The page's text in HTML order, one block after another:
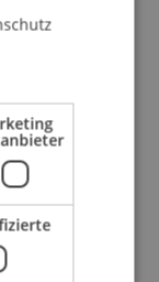
zum
App: Der
ein Streit
Fragen an
weiter